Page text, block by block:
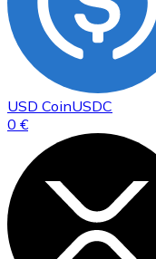
USD CoinUSDC
0 €